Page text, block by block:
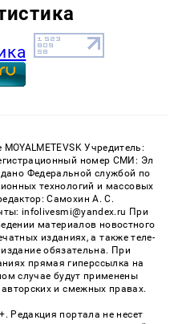
Учредитель:
номер СМИ: Эл
Федеральной службой по
технологий и массовых
Самохин А. С.
infolivesmi@yandex.ru При
материалов новостного
изданиях, а также теле-
обязательна. При
прямая гиперссылка на
случае будут применены
и смежных правах.
Редакция портала не несет